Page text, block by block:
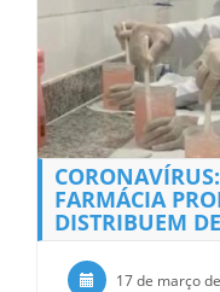
FARMÁCIA
DISTRIBUEM
17 de março